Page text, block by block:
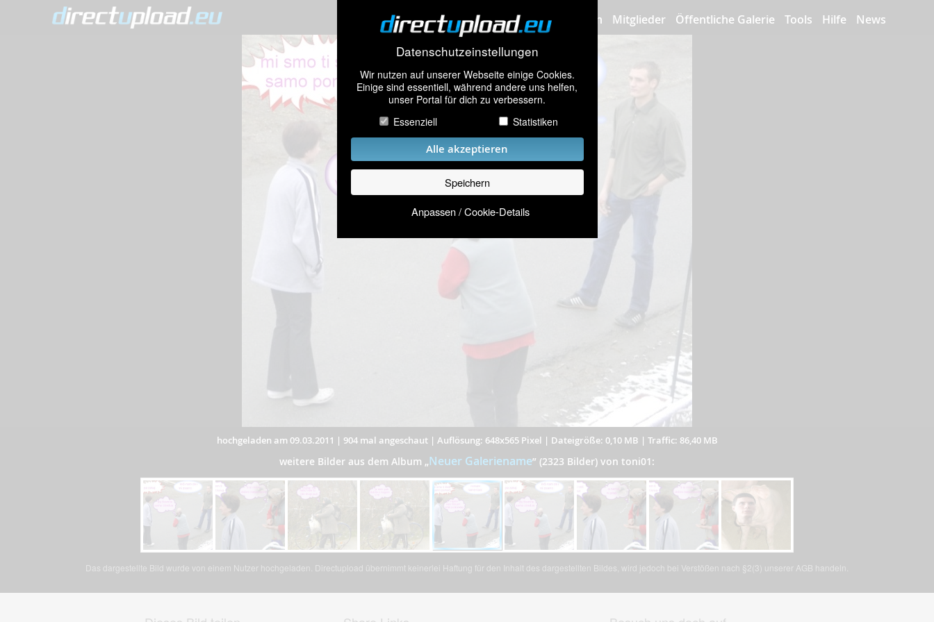
Datenschutzeinstellungen
Wir nutzen auf unserer Webseite einige Cookies.
Einige sind essentiell, während andere uns helfen,
unser Portal für dich zu verbessern.
Essenziell
Statistiken
Alle akzeptieren
Speichern
Anpassen / Cookie-Details
Bilder hochladen Mitglieder Öffentliche Galerie Tools Hilfe News
hochgeladen am 09.03.2011 | 904 mal angeschaut| Auflösung: 648x565 Pixel | Dateigröße: 0,10 MB | Traffic: 86,40 MB
weitere Bilder aus dem Album „Neuer Galeriename” (2323 Bilder) von toni01:
Das dargestellte Bild wurde von einem Nutzer hochgeladen. Directupload übernimmt keinerlei Haftung für den Inhalt des dargestellten Bildes, wird jedoch bei Verstößen nach §2(3) unserer AGB handeln.